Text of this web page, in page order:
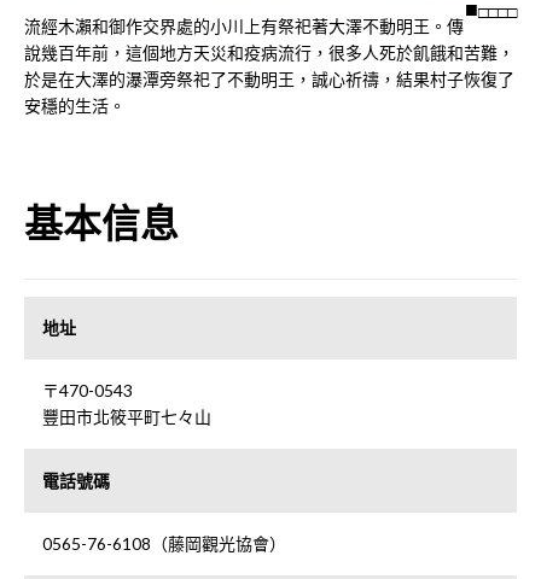
□□□□
流經木瀨和御作交界處的小川上有祭祀著大澤不動明王。傳
說幾百年前，這個地方天災和疫病流行，很多人死於飢餓和苦難，
於是在大澤的瀑潭旁祭祀了不動明王，誠心祈禱，結果村子恢復了
安穩的生活。
基本信息
地址
〒470-0543
豐田市北筱平町七々山
電話號碼
0565-76-6108（藤岡觀光協會）